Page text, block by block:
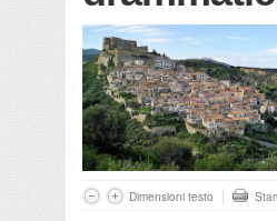
Dimensioni testo